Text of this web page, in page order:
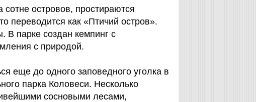
островов, простираются
переводится как «Птичий остров».
В парке создан кемпинг с
с природой.
еще до одного заповедного уголка в
парка Коловеси. Несколько
сосновыми лесами,